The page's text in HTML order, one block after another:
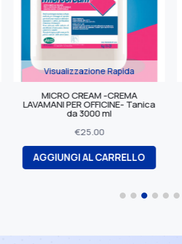
Rapida
-CREMA
Tanica
CARRELLO
Visualizzazione
K 8
LAVAMANI tanica
AGGIUNGI AL